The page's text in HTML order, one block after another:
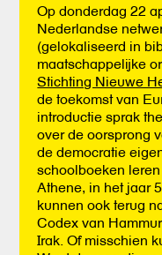
Op donderdag 22
Nederlandse
(gelokaliseerd in
maatschappelijke
Stichting Nieuwe
de toekomst van
introductie sprak
over de oorsprong
de democratie
schoolboeken
Athene, in het jaar
kunnen ook terug
Codex van
Irak. Of misschien